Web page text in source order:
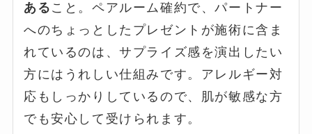
ある こと。ペアルーム確約で、パートナー
へのちょっとしたプレゼントが施術に含ま
れているのは、サプライズ感を演出したい
方にはうれしい仕組みです。アレルギー対
応もしっかりしているので、肌が敏感な方
でも安心して受けられます。